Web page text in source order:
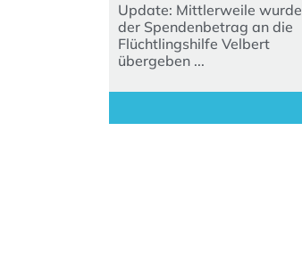
Update: Mittlerweile wurde
der Spendenbetrag an die
Flüchtlingshilfe Velbert
übergeben ...